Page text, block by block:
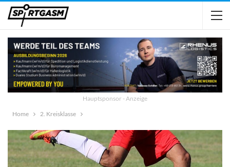
Hauptsponsor - Anzeige
Home
2. Kreisklasse